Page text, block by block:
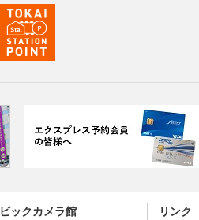
ビックカメラ館 リンク